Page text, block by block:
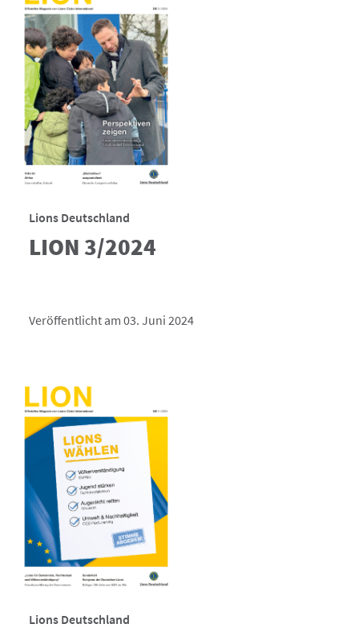
Lions Deutschland
LION 3/2024
Veröffentlicht am 03. Juni 2024
Lions Deutschland